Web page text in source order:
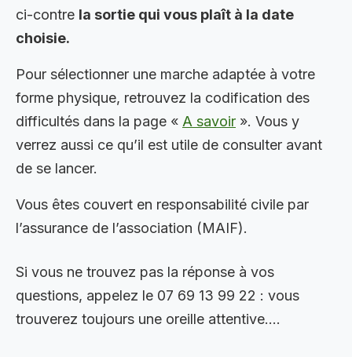
ci-contre la sortie qui vous plaît à la date
choisie.
Pour sélectionner une marche adaptée à votre
forme physique, retrouvez la codification des
difficultés dans la page « A savoir ». Vous y
verrez aussi ce qu’il est utile de consulter avant
de se lancer.
Vous êtes couvert en responsabilité civile par
l’assurance de l’association (MAIF).
Si vous ne trouvez pas la réponse à vos
questions, appelez le 07 69 13 99 22 : vous
trouverez toujours une oreille attentive….